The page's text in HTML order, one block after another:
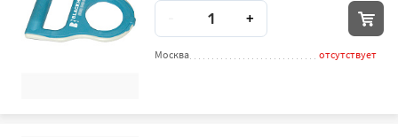
Количество
+
Москва отсутствует